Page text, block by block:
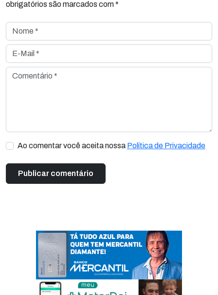
obrigatórios são marcados com *
Nome *
E-Mail *
Comentário *
Ao comentar você aceita nossa Política de Privacidade